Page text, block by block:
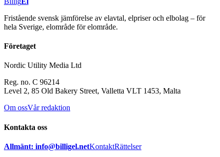
Fristående svensk jämförelse av elavtal, elpriser och elbolag – för
hela Sverige, elområde för elområde.
Företaget
Nordic Utility Media Ltd
Reg. no. C 96214
Level 2, 85 Old Bakery Street, Valletta VLT 1453, Malta
Om ossVår redaktion
Kontakta oss
Allmänt: info@billigel.netKontaktRättelser